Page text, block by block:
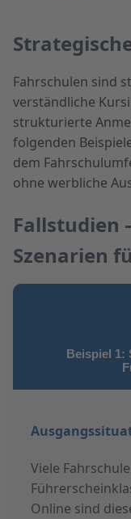
Fahrschulen sind
verständliche
strukturierte
folgenden
dem
ohne werbliche
Fallstudien
Szenarien
Beispiel 1:
Viele
Online sind